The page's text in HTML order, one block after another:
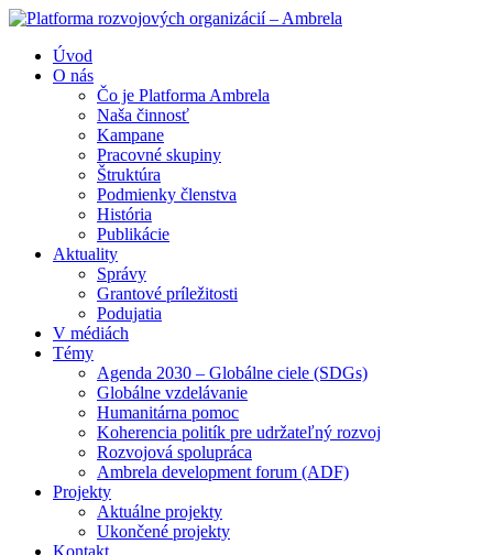
Úvod
O nás
Čo je Platforma Ambrela
Naša činnosť
Kampane
Pracovné skupiny
Štruktúra
Podmienky členstva
História
Publikácie
Aktuality
Správy
Grantové príležitosti
Podujatia
V médiách
Témy
Agenda 2030 – Globálne ciele (SDGs)
Globálne vzdelávanie
Humanitárna pomoc
Koherencia politík pre udržateľný rozvoj
Rozvojová spolupráca
Ambrela development forum (ADF)
Projekty
Aktuálne projekty
Ukončené projekty
Kontakt